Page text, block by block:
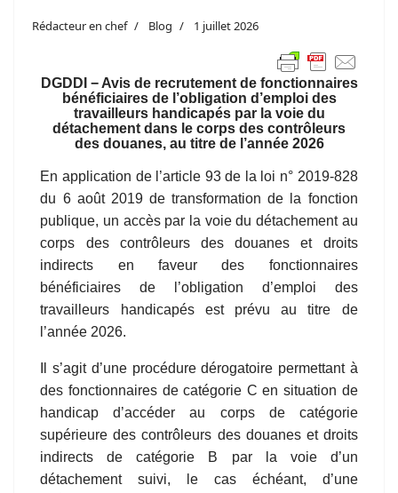
Rédacteur en chef Blog 1 juillet 2026
DGDDI − Avis de recrutement de fonctionnaires
bénéficiaires de l’obligation d’emploi des
travailleurs handicapés par la voie du
détachement dans le corps des contrôleurs
des douanes, au titre de l’année 2026
En application de l’article 93 de la loi n° 2019-828
du 6 août 2019 de transformation de la fonction
publique, un accès par la voie du détachement au
corps des contrôleurs des douanes et droits
indirects en faveur des fonctionnaires
bénéficiaires de l’obligation d’emploi des
travailleurs handicapés est prévu au titre de
l’année 2026.
Il s’agit d’une procédure dérogatoire permettant à
des fonctionnaires de catégorie C en situation de
handicap d’accéder au corps de catégorie
supérieure des contrôleurs des douanes et droits
indirects de catégorie B par la voie d’un
détachement suivi, le cas échéant, d’une